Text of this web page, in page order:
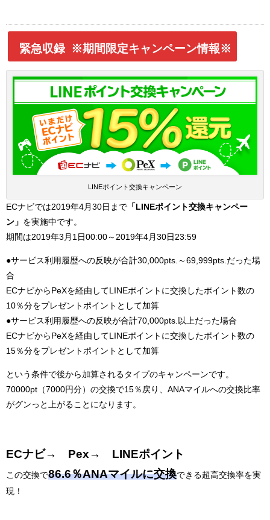
緊急収録 ※期間限定キャンペーン情報※
LINEポイント交換キャンペーン
ECナビでは2019年4月30日まで 「LINEポイント交換キャンペー
ン」 を実施中です。
期間は2019年3月1日00:00～2019年4月30日23:59
●サービス利用履歴への反映が合計30,000pts.～69,999pts.だった場
合
ECナビからPeXを経由してLINEポイントに交換したポイント数の
10％分をプレゼントポイントとして加算
●サービス利用履歴への反映が合計70,000pts.以上だった場合
ECナビからPeXを経由してLINEポイントに交換したポイント数の
15％分をプレゼントポイントとして加算
という条件で後から加算されるタイプのキャンペーンです。
70000pt（7000円分）の交換で15％戻り、ANAマイルへの交換比率
がグンっと上がることになります。
ECナビ→ Pex→ LINEポイント
この交換で86.6％ANAマイルに交換できる超高交換率を実
現！